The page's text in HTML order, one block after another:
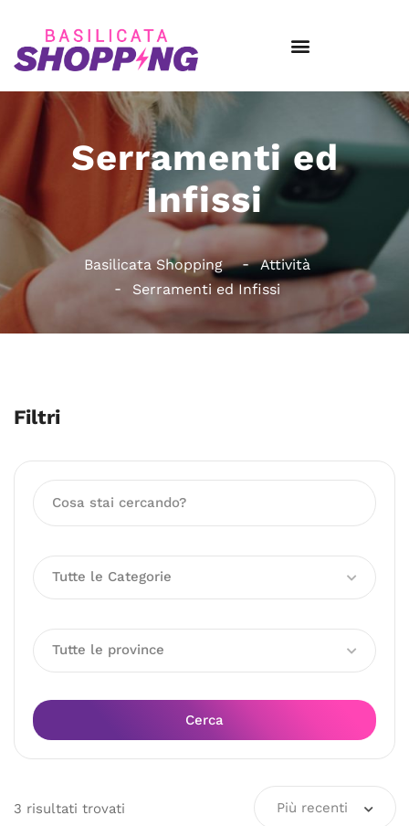
Serramenti ed
Infissi
Basilicata Shopping
Attività
Serramenti ed Infissi
Filtri
Tutte le Categorie
Tutte le province
Cerca
3 risultati trovati Più recenti